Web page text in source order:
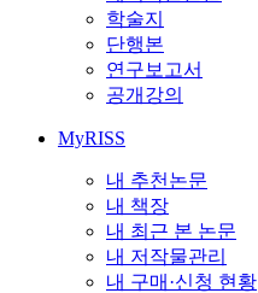
학술지
단행본
연구보고서
공개강의
MyRISS
내 추천논문
내 책장
내 최근 본 논문
내 저작물관리
내 구매·신청 현황